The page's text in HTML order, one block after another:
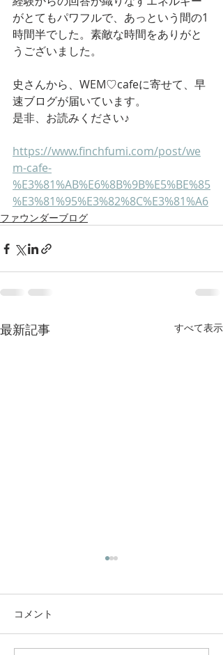
がとてもパワフルで、あっという間の1
時間半でした。素敵な時間をありがと
うございました。
史さんから、WEM♡cafeに寄せて、早
速ブログが届いています。
是非、お読みください♪
https://www.finchfumi.com/post/we
m-cafe-
%E3%81%AB%E6%8B%9B%E5%BE%85
%E3%81%95%E3%82%8C%E3%81%A6
ファウンダーブログ
最新記事 すべて表示
コメント